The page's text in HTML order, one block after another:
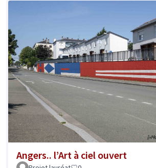
Angers.. l’Art à ciel ouvert